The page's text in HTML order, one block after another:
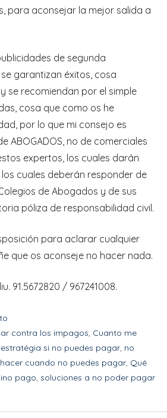
para aconsejar la mejor salida a
de segunda
garantizan éxitos, cosa
se recomiendan por el simple
cosa que como os he
por lo que mi consejo es
ABOGADOS, no de comerciales
expertos, los cuales darán
cuales deberán responder de
de Abogados y de sus
póliza de responsabilidad civil.
para aclarar cualquier
que os aconseje no hacer nada.
91.5672820 / 967241008.
contra los impagos, Cuanto me
estratégia si no puedes pagar, no
cuando no puedes pagar, Qué
pago, soluciones a no poder pagar